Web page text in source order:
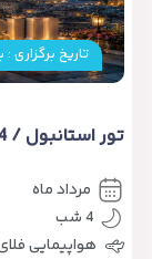
تاریخ برگزاری
تور استانبول / 4 شب و 5 روز
مرداد ماه
4 شب
هواپیمایی